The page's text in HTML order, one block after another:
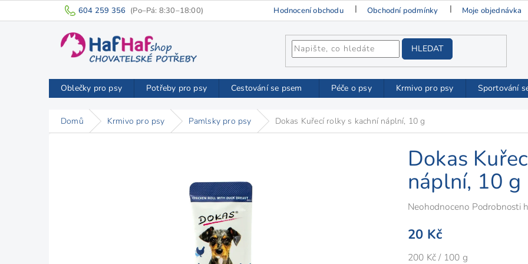
na
604 259 356 Hodnocení obchodu Obchodní podmínky Moje objednávka
HLEDAT
Oblečky pro psy Potřeby pro psy Cestování se psem Péče o psy Krmivo pro psy Sportování
Domů Krmivo pro psy Pamlsky pro psy Dokas Kuřecí rolky s kachní náplní, 10 g
Dokas
náplní, 10 g
Průměrné
produktu
Neohodnoceno Podrobnosti
20 Kč
Měrná
200 Kč / 100 g